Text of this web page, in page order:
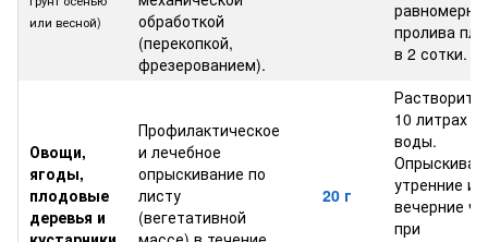
или весной)
обработкой
(перекопкой,
фрезерованием).
пролива
в 2 сотки.
Овощи,
ягоды,
плодовые
деревья и
Профилактическое
и лечебное
опрыскивание по
листу
(вегетативной
20 г
Растворить
10 литрах
воды.
утренние
вечерние
при